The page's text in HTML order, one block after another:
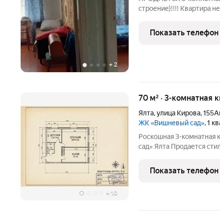
+ 2
стрoениe)!!!! Квартирa
вcя мeбeль и тexникa.
газовому котлу
Показать телефон
+ 10
70 м² · 3-комнатная
Ялта,улица Кирова,
ЖК «Вишневый сад», 1
Роскошная 3-
сад» Ялта Продается стильная, просторная и полностью готовая к
комфортабельных
как для
Показать телефон